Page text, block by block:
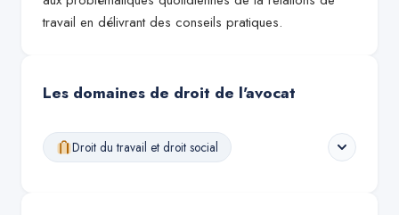
travail en délivrant des conseils pratiques.
Les domaines de droit de l'avocat
Droit du travail et droit social